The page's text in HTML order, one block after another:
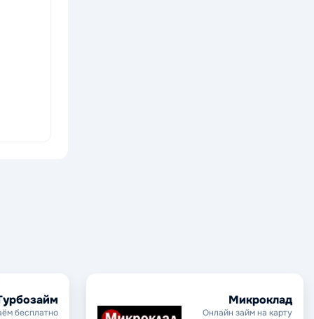
бесплатно
Микроклад
Онлайн займ на карту